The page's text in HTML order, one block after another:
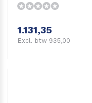
met afschot
1.131,35
Excl. btw 935,00